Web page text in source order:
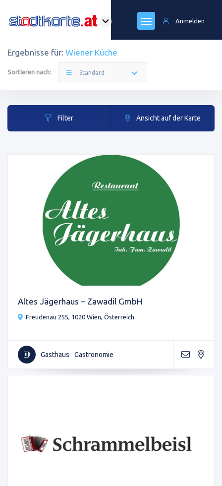
Anmelden
Ergebnisse für: Wiener Küche
Sortieren nach: Standard
Filter Ansicht auf der Karte
Altes Jägerhaus – Zawadil GmbH
Freudenau 255, 1020 Wien, Österreich
Gasthaus Gastronomie